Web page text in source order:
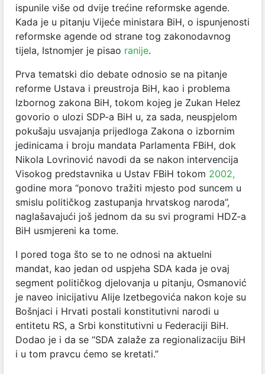
ispunile više od dvije trećine reformske agende.
Kada je u pitanju Vijeće ministara BiH, o ispunjenosti
reformske agende od strane tog zakonodavnog
tijela, Istnomjer je pisao ranije.
Prva tematski dio debate odnosio se na pitanje
reforme Ustava i preustroja BiH, kao i problema
Izbornog zakona BiH, tokom kojeg je Zukan Helez
govorio o ulozi SDP-a BiH u, za sada, neuspjelom
pokušaju usvajanja prijedloga Zakona o izbornim
jedinicama i broju mandata Parlamenta FBiH, dok
Nikola Lovrinović navodi da se nakon intervencija
Visokog predstavnika u Ustav FBiH tokom 2002,
godine mora “ponovo tražiti mjesto pod suncem u
smislu političkog zastupanja hrvatskog naroda”,
naglašavajući još jednom da su svi programi HDZ-a
BiH usmjereni ka tome.
I pored toga što se to ne odnosi na aktuelni
mandat, kao jedan od uspjeha SDA kada je ovaj
segment političkog djelovanja u pitanju, Osmanović
je naveo inicijativu Alije Izetbegovića nakon koje su
Bošnjaci i Hrvati postali konstitutivni narodi u
entitetu RS, a Srbi konstitutivni u Federaciji BiH.
Dodao je i da se “SDA zalaže za regionalizaciju BiH
i u tom pravcu ćemo se kretati.”